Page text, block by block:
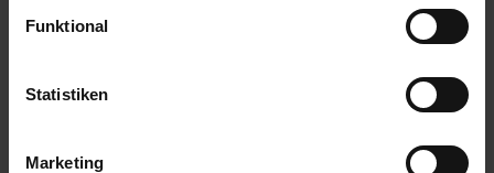
Funktional
Statistiken
Marketing